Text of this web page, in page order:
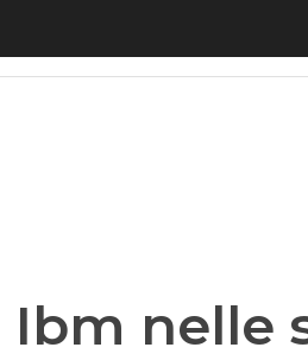
Ibm nelle